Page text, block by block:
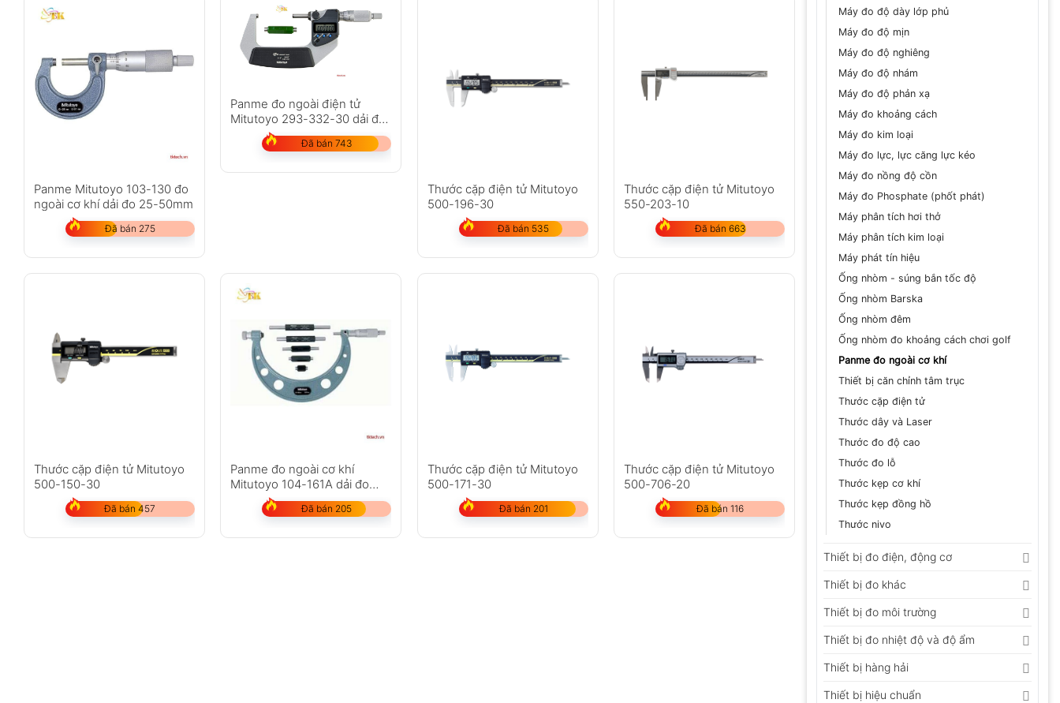
Máy đo độ dày lớp phủ
Máy đo độ mịn
Máy đo độ nghiêng
Máy đo độ nhám
Máy đo độ phản xạ
Máy đo khoảng cách
Máy đo kim loại
Máy đo lực, lực căng lực kéo
Máy đo nồng độ cồn
Máy đo Phosphate (phốt phát)
Máy phân tích hơi thở
Máy phân tích kim loại
Máy phát tín hiệu
Ống nhòm - súng bắn tốc độ
Ống nhòm Barska
Ống nhòm đêm
Ống nhòm đo khoảng cách chơi golf
Panme đo ngoài cơ khí
Thiết bị căn chỉnh tâm trục
Thước cặp điện tử
Thước dây và Laser
Thước đo độ cao
Thước đo lỗ
Thước kẹp cơ khí
Thước kẹp đồng hồ
Thước nivo
Thiết bị đo điện, động cơ
Thiết bị đo khác
Thiết bị đo môi trường
Thiết bị đo nhiệt độ và độ ẩm
Thiết bị hàng hải
Thiết bị hiệu chuẩn
Panme Mitutoyo 103-130 đo
ngoài cơ khí dải đo 25-50mm
Đã bán 275
Panme đo ngoài điện tử
Mitutoyo 293-332-30 dải đo
50-75mm
Đã bán 743
Thước cặp điện tử Mitutoyo
500-196-30
Đã bán 535
Thước cặp điện tử Mitutoyo
550-203-10
Đã bán 663
Thước cặp điện tử Mitutoyo
500-150-30
Đã bán 457
Panme đo ngoài cơ khí
Mitutoyo 104-161A dải đo
50-150mm
Đã bán 205
Thước cặp điện tử Mitutoyo
500-171-30
Đã bán 201
Thước cặp điện tử Mitutoyo
500-706-20
Đã bán 116